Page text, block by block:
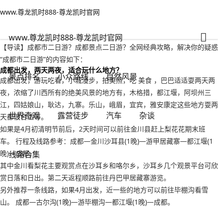
www.尊龙凯时888-尊龙凯时官网
www.尊龙凯时888-尊龙凯时官网
景点排名 小众路线 自然风景
世界奇观 露营徒步 汽车 杂谈
线路合集
www.尊龙凯时888-尊龙凯时官网
成都市二日游？成都景点二日游-www.尊龙凯时888
【导读】成都市二日游？成都景点二日游？全网经典攻略，解决你的疑惑
“成都市二日游”的内容如下：
成都出发，两天两夜，适合玩什么地方？
成都出发，游玩吃看，小城漫步，拍美照，吃 美食 ，巴巴适适耍两天两
夜，浓缩了川西所有的绝美风景的地方有，木格措，都江堰，阿坝州三
江，四姑娘山，耿达，九寨。乐山，峨眉，宜宾，雅安康定这些地方耍两
天都很合适等。
如果是4月初清明节前后，2天时间可以前往金川县赶上梨花花期末班
车。 行程及线路参考：成都—金川沙耳县(1晚)—游甲居藏寨—都江堰(1
晚)—成都。
其中金川看梨花主要观赏点在沙耳乡和咯尔乡，沙耳乡几个观景平台可欣
赏日落和日出。第二天返程顺路前往丹巴甲居藏寨游览。
另外推荐一条线路，如果4月出发，近一些的地方可以前往毕棚沟看雪
山。 成都—古尔沟(1晚)—游毕棚沟—都江堰(1晚)—成都。